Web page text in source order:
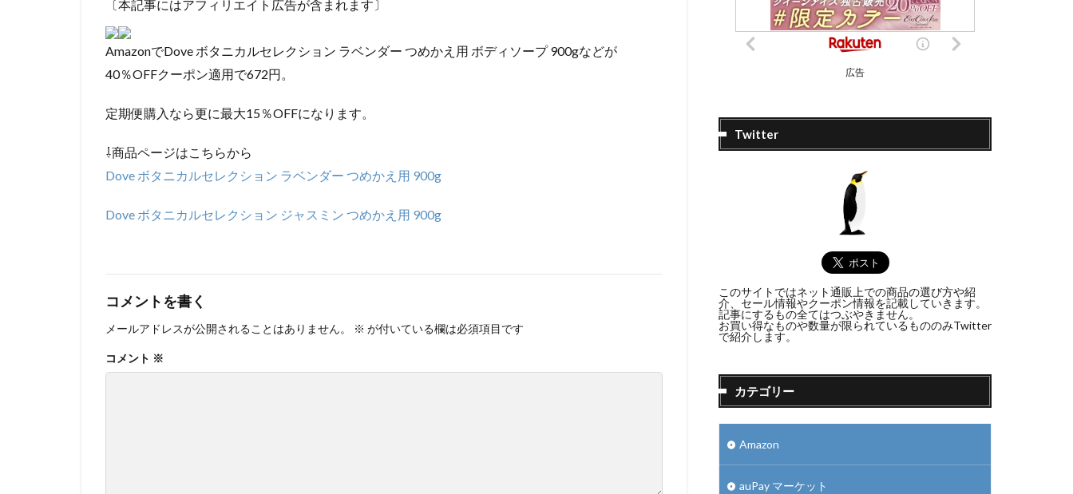
〔本記事にはアフィリエイト広告が含まれます〕
AmazonでDove ボタニカルセレクション ラベンダー つめかえ用 ボディソープ 900gなどが
40％OFFクーポン適用で672円。
定期便購入なら更に最大15％OFFになります。
⇩商品ページはこちらから
Dove ボタニカルセレクション ラベンダー つめかえ用 900g
Dove ボタニカルセレクション ジャスミン つめかえ用 900g
コメントを書く
メールアドレスが公開されることはありません。 ※ が付いている欄は必須項目です
コメント ※
広告
Twitter
このサイトではネット通販上での商品の選び方や紹
介、セール情報やクーポン情報を記載していきます。
記事にするもの全てはつぶやきません。
お買い得なものや数量が限られているもののみTwitter
で紹介します。
カテゴリー
Amazon
auPay マーケット